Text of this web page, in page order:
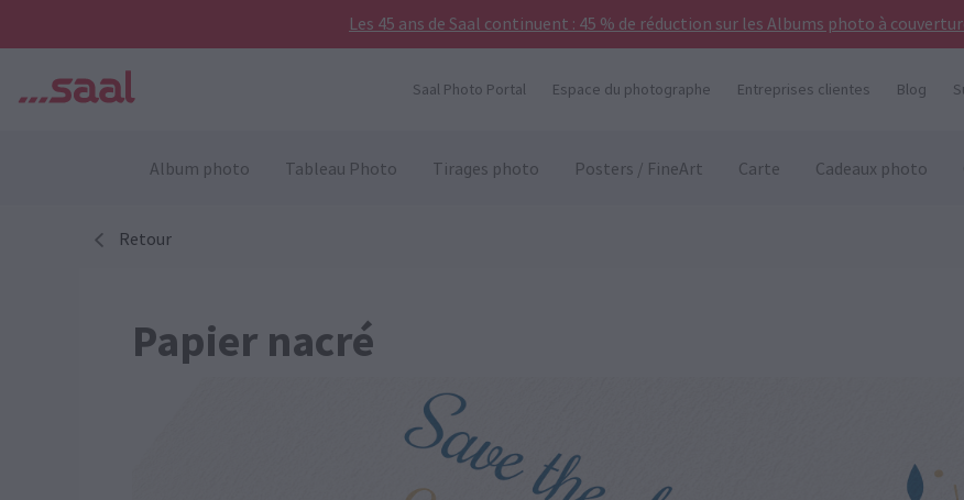
Les 45 ans de Saal continuent : 45 % de réduction sur les Albums photo à
Saal Photo Portal Espace du photographe Entreprises clientes Blog
Album photo Tableau Photo Tirages photo Posters / FineArt Carte Cadeaux photo
Retour
Papier nacré